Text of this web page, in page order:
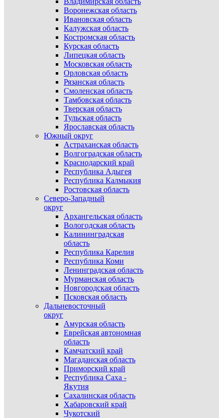
Воронежская область
Ивановская область
Калужская область
Костромская область
Курская область
Липецкая область
Московская область
Орловская область
Рязанская область
Смоленская область
Тамбовская область
Тверская область
Тульская область
Ярославская область
Южный округ
Астраханская область
Волгоградская область
Краснодарский край
Республика Адыгея
Республика Калмыкия
Ростовская область
Северо-Западный
округ
Архангельская область
Вологодская область
Калининградская
область
Республика Карелия
Республика Коми
Ленинградская область
Мурманская область
Новгородская область
Псковская область
Дальневосточный
округ
Амурская область
Еврейская автономная
область
Камчатский край
Магаданская область
Приморский край
Республика Саха -
Якутия
Сахалинская область
Хабаровский край
Чукотский